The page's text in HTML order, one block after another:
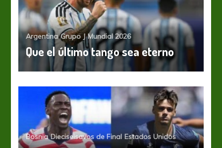
Argentina Grupo J Mundial 2026
Que el último tango sea eterno
Bosnia Dieciseisavos de Final Estados Unidos